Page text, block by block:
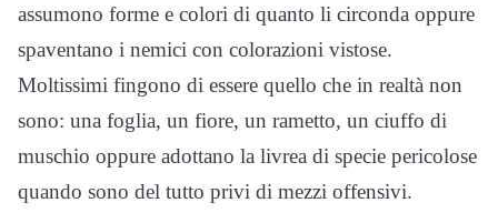
assumono forme e colori di quanto li circonda oppure
spaventano i nemici con colorazioni vistose.
Moltissimi fingono di essere quello che in realtà non
sono: una foglia, un fiore, un rametto, un ciuffo di
muschio oppure adottano la livrea di specie pericolose
quando sono del tutto privi di mezzi offensivi.